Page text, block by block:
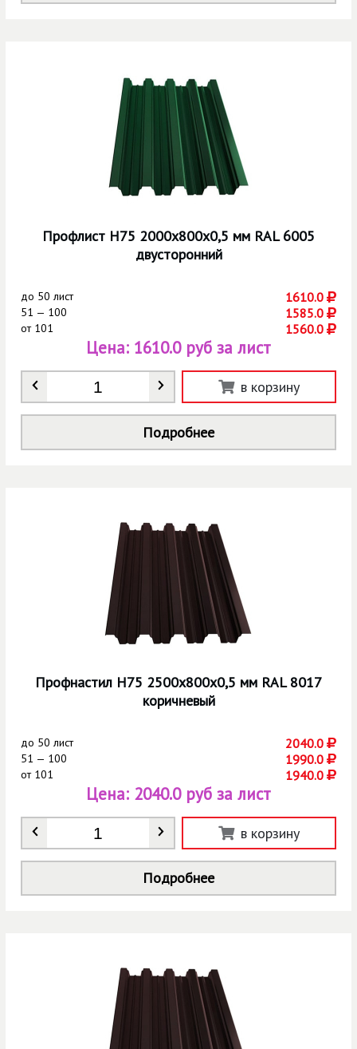
Профлист Н75 2000х800х0,5 мм RAL 6005
двусторонний
до 50 лист 1610.0
51 — 100 1585.0
от101 1560.0
Количество
Цена: 1610.0 руб за лист
в корзину
Подробнее
Профнастил Н75 2500х800х0,5 мм RAL 8017
коричневый
до 50 лист 2040.0
51 — 100 1990.0
от101 1940.0
Количество
Цена: 2040.0 руб за лист
в корзину
Подробнее